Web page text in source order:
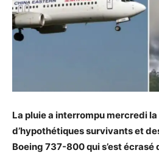
La pluie a interrompu mercredi
d’hypothétiques survivants et
Boeing 737-800 qui s’est écrasé